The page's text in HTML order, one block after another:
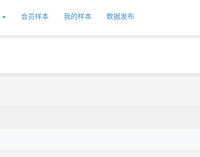
会员样本 我的样本 数据发布